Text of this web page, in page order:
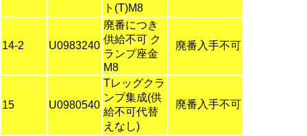
ト(T)M8
14-2 U0983240
廃番につき
供給不可 ク
ランプ座金
M8
廃番入手不可
15 U0980540
Tレッグクラ
ンプ集成(供
給不可代替
えなし)
廃番入手不可